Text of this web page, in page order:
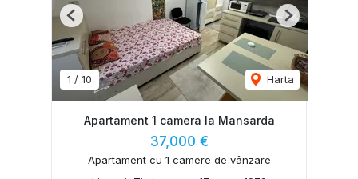
1 / 10 Harta
Previous Next
Apartament 1 camera la Mansarda
37,000 €
Apartament cu 1 camere de vânzare